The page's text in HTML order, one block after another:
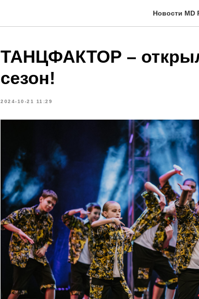
Новости MD
ТАНЦФАКТОР –
сезон!
2024-10-21 11:29